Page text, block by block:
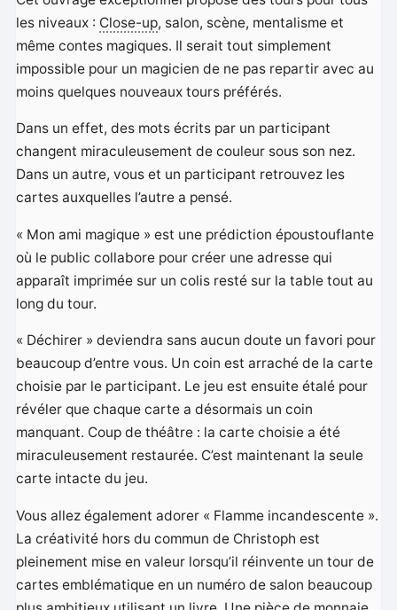
les niveaux : Close-up, salon, scène, mentalisme et
même contes magiques. Il serait tout simplement
impossible pour un magicien de ne pas repartir avec au
moins quelques nouveaux tours préférés.
Dans un effet, des mots écrits par un participant
changent miraculeusement de couleur sous son nez.
Dans un autre, vous et un participant retrouvez les
cartes auxquelles l’autre a pensé.
« Mon ami magique » est une prédiction époustouflante
où le public collabore pour créer une adresse qui
apparaît imprimée sur un colis resté sur la table tout au
long du tour.
« Déchirer » deviendra sans aucun doute un favori pour
beaucoup d’entre vous. Un coin est arraché de la carte
choisie par le participant. Le jeu est ensuite étalé pour
révéler que chaque carte a désormais un coin
manquant. Coup de théâtre : la carte choisie a été
miraculeusement restaurée. C’est maintenant la seule
carte intacte du jeu.
Vous allez également adorer « Flamme incandescente ».
La créativité hors du commun de Christoph est
pleinement mise en valeur lorsqu’il réinvente un tour de
cartes emblématique en un numéro de salon beaucoup